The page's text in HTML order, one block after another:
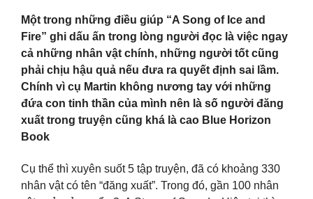
Một trong những điều giúp “A Song of Ice and
Fire” ghi dấu ấn trong lòng người đọc là việc ngay
cả những nhân vật chính, những người tốt cũng
phải chịu hậu quả nếu đưa ra quyết định sai lầm.
Chính vì cụ Martin không nương tay với những
đứa con tinh thần của mình nên là số người đăng
xuất trong truyện cũng khá là cao Blue Horizon
Book
Cụ thể thì xuyên suốt 5 tập truyện, đã có khoảng 330
nhân vật có tên “đăng xuất”. Trong đó, gần 100 nhân